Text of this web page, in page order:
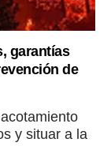
garantías
de
y situar a la